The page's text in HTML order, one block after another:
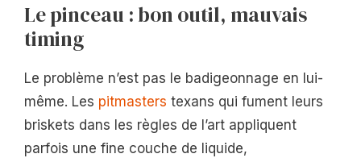
Le pinceau : bon outil, mauvais
timing
Le problème n’est pas le badigeonnage en lui-
même. Les pitmasters texans qui fument leurs
briskets dans les règles de l’art appliquent
parfois une fine couche de liquide,